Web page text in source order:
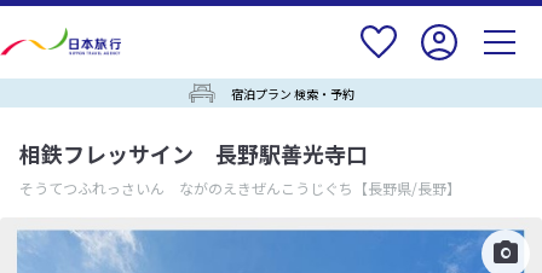
宿泊プラン 検索・予約
相鉄フレッサイン 長野駅善光寺口
そうてつふれっさいん ながのえきぜんこうじぐち 【長野県/長野】